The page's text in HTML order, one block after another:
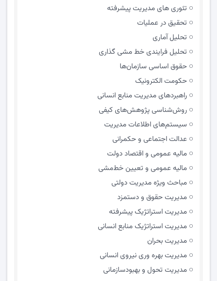
تئوری های مدیریت پیشرفته
تحقیق در عملیات
تحلیل آماری
تحلیل فرایندی خط مشی گذاری
حقوق اساسی سازمان‌ها
حکومت الکترونیک
راهبردهای مدیریت منابع انسانی
روش‌شناسی پژوهش‌های کیفی
سیستم‌های اطلاعات مدیریت
عدالت اجتماعی و حکمرانی
مالیه عمومی و اقتصاد دولت
مالیه عمومی و تعیین خط‌مشی
مباحث ویژه مدیریت دولتی
مديريت حقوق و دستمزد
مدیریت استراتژیک پیشرفته
مدیریت استراتژیک منابع انسانی
مدیریت بحران
مدیریت بهره وری نیروی انسانی
مدیریت تحول و بهبود‌سازمانی